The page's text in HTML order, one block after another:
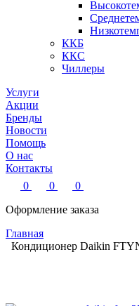
ККБ
ККС
Чиллеры
Услуги
Акции
Бренды
Новости
Помощь
О нас
Контакты
0
0
0
Оформление заказа
Главная
Кондиционер Daikin